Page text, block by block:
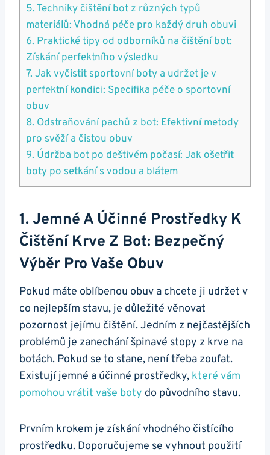
5. Techniky čištění ​bot z různých⁣ typů
materiálů: Vhodná péče pro⁣ každý druh obuvi
6. Praktické⁢ tipy od odborníků na čištění bot:
Získání perfektního výsledku
7. ⁢Jak ⁣vyčistit sportovní ⁤boty a udržet je v
perfektní kondici: Specifika péče o sportovní
obuv
8. Odstraňování ‌pachů z bot: Efektivní metody
‌pro svěží⁢ a čistou obuv
9. Údržba bot po deštivém počasí: Jak⁤ ošetřit
boty po setkání​ s vodou a blátem
1. Jemné A Účinné Prostředky K
Čištění ‌krve Z Bot: Bezpečný‍
Výběr Pro Vaše​ Obuv
Pokud máte oblíbenou obuv a chcete ji udržet v
co nejlepším stavu, je důležité věnovat
pozornost jejímu čištění. Jedním z ‌nejčastějších‌
problémů je ⁤zanechání špinavé stopy z krve na
botách. Pokud se to stane, není třeba zoufat.
Existují jemné a účinné prostředky, které vám
pomohou vrátit vaše boty do ⁢původního stavu.
Prvním krokem je získání vhodného čistícího
prostředku. Doporučujeme ‍se vyhnout použití